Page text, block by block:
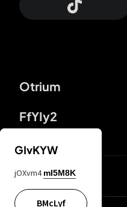
Otrium
FfYIy2
DDcvSo
GIvKYW
jOXvm4 mI5M8K
BMcLyf